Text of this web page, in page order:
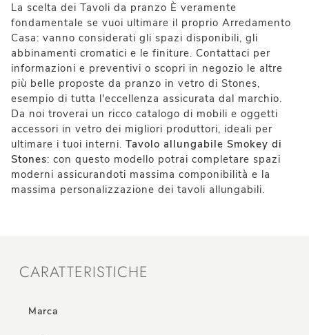
La scelta dei Tavoli da pranzo È veramente
fondamentale se vuoi ultimare il proprio Arredamento
Casa: vanno considerati gli spazi disponibili, gli
abbinamenti cromatici e le finiture. Contattaci per
informazioni e preventivi o scopri in negozio le altre
più belle proposte da pranzo in vetro di Stones,
esempio di tutta l'eccellenza assicurata dal marchio.
Da noi troverai un ricco catalogo di mobili e oggetti
accessori in vetro dei migliori produttori, ideali per
ultimare i tuoi interni. Tavolo allungabile Smokey di
Stones: con questo modello potrai completare spazi
moderni assicurandoti massima componibilità e la
massima personalizzazione dei tavoli allungabili.
CARATTERISTICHE
Marca